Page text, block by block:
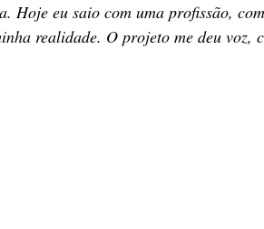
Hoje eu saio com uma profissão, com
realidade. O projeto me deu voz,